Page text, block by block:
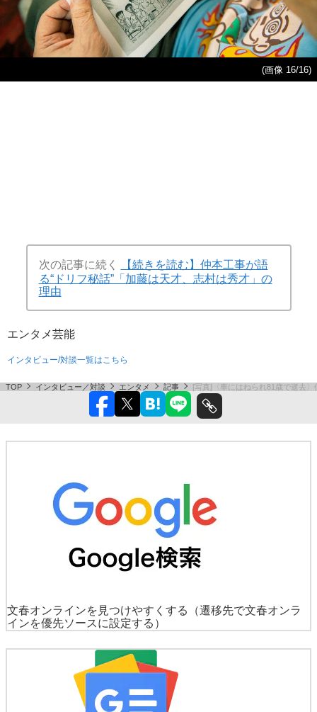
(画像 16/16)
次の記事に続く
【続きを読む】仲本工事が語
る“ドリフ秘話”「加藤は天才、志村は秀才」の
理由
エンタメ芸能
インタビュー/対談一覧はこちら
TOP インタビュー／対談 エンタメ 記事 [写真]〈車にはねられ81歳で逝去
文春オンラインを見つけやすくする
（遷移先で文春オンラ
インを優先ソースに設定する）